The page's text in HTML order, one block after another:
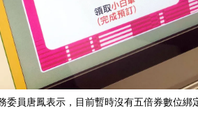
委員唐鳳表示，目前暫時沒有五倍券數位綁